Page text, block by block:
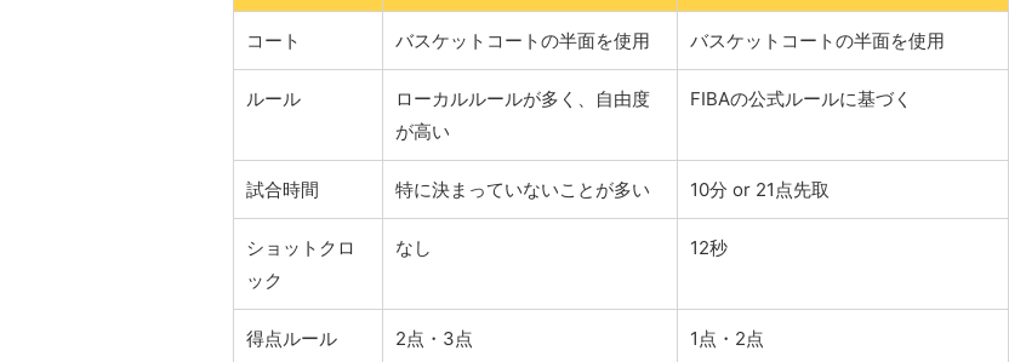
コート バスケットコートの半面を使用 バスケットコートの半面を使用
ルール
ローカルルールが多く、自由度
が高い
FIBAの公式ルールに基づく
試合時間 特に決まっていないことが多い 10分 or 21点先取
ショットクロ
ック
なし 12秒
得点ルール 2点・3点 1点・2点